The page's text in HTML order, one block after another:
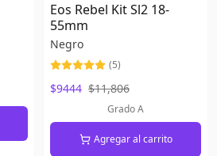
Eos Rebel Kit Sl2 18-
55mm
Negro
(5)
$9444 $11,806
Grado A
Agregar al carrito